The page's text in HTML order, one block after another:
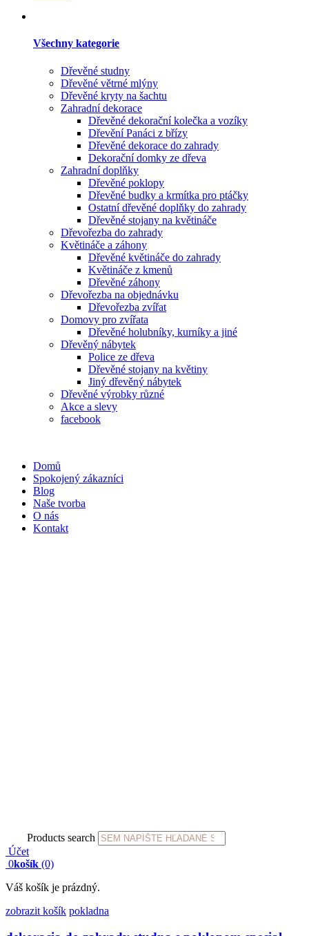
Všechny kategorie
Dřevěné studny
Dřevěné větrné mlýny
Dřevěné kryty na šachtu
Zahradní dekorace
Dřevěné dekorační kolečka a vozíky
Dřevění Panáci z břízy
Dřevěné dekorace do zahrady
Dekorační domky ze dřeva
Zahradní doplňky
Dřevěné poklopy
Dřevěné budky a krmítka pro ptáčky
Ostatní dřevěné doplňky do zahrady
Dřevěné stojany na květináče
Dřevořezba do zahrady
Květináče a záhony
Dřevěné květináče do zahrady
Květináče z kmenů
Dřevěné záhony
Dřevořezba na objednávku
Dřevořezba zvířat
Domovy pro zvířata
Dřevěné holubníky, kurníky a jiné
Dřevěný nábytek
Police ze dřeva
Dřevěné stojany na květiny
Jiný dřevěný nábytek
Dřevěné výrobky různé
Akce a slevy
facebook
Domů
Spokojený zákazníci
Blog
Naše tvorba
O nás
Kontakt
Products search
Účet
0košík (0)
Váš košík je prázdný.
zobrazit košík pokladna